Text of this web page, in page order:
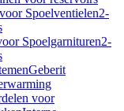
Spoelventielen2-
Spoelgarnituren2-
Geberit
voor